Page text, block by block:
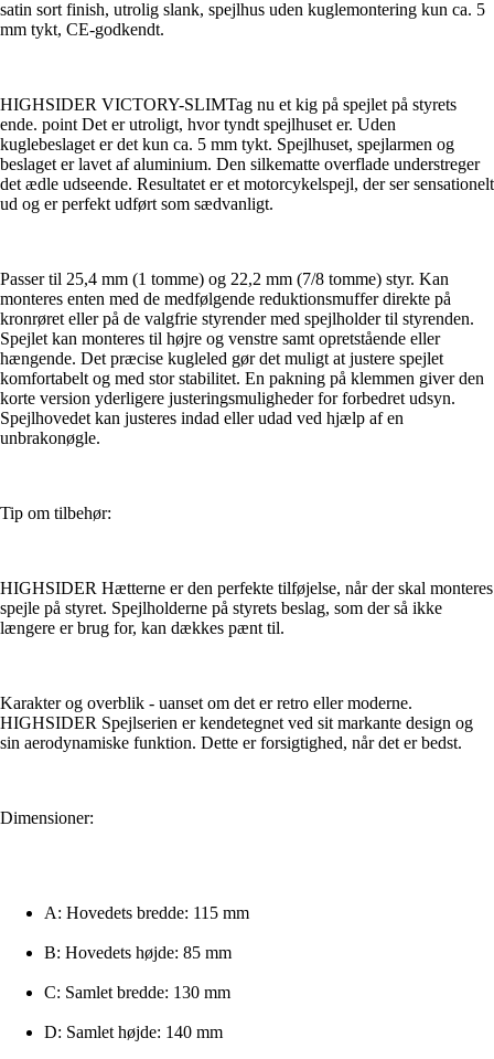
satin sort finish, utrolig slank, spejlhus uden kuglemontering kun ca. 5
mm tykt, CE-godkendt.
HIGHSIDER VICTORY-SLIMTag nu et kig på spejlet på styrets
ende. point Det er utroligt, hvor tyndt spejlhuset er. Uden
kuglebeslaget er det kun ca. 5 mm tykt. Spejlhuset, spejlarmen og
beslaget er lavet af aluminium. Den silkematte overflade understreger
det ædle udseende. Resultatet er et motorcykelspejl, der ser sensationelt
ud og er perfekt udført som sædvanligt.
Passer til 25,4 mm (1 tomme) og 22,2 mm (7/8 tomme) styr. Kan
monteres enten med de medfølgende reduktionsmuffer direkte på
kronrøret eller på de valgfrie styrender med spejlholder til styrenden.
Spejlet kan monteres til højre og venstre samt opretstående eller
hængende. Det præcise kugleled gør det muligt at justere spejlet
komfortabelt og med stor stabilitet. En pakning på klemmen giver den
korte version yderligere justeringsmuligheder for forbedret udsyn.
Spejlhovedet kan justeres indad eller udad ved hjælp af en
unbrakonøgle.
Tip om tilbehør:
HIGHSIDER Hætterne er den perfekte tilføjelse, når der skal monteres
spejle på styret. Spejlholderne på styrets beslag, som der så ikke
længere er brug for, kan dækkes pænt til.
Karakter og overblik - uanset om det er retro eller moderne.
HIGHSIDER Spejlserien er kendetegnet ved sit markante design og
sin aerodynamiske funktion. Dette er forsigtighed, når det er bedst.
Dimensioner:
A: Hovedets bredde: 115 mm
B: Hovedets højde: 85 mm
C: Samlet bredde: 130 mm
D: Samlet højde: 140 mm